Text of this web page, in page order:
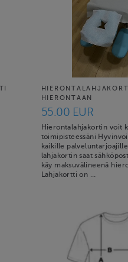
HIERONTAAN
55.00 EUR
Hierontalahjakortin voit
toimipisteessäni
kaikille
lahjakortin saat
käy maksuvälineenä
Lahjakortti on …